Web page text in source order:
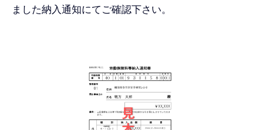
ました納入通知にてご確認下さい。